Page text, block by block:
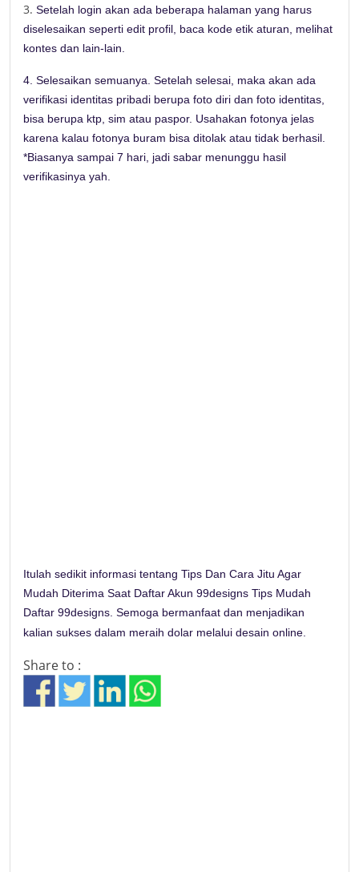
3. Setelah login akan ada beberapa halaman yang harus
diselesaikan seperti edit profil, baca kode etik aturan, melihat
kontes dan lain-lain.
4. Selesaikan semuanya. Setelah selesai, maka akan ada
verifikasi identitas pribadi berupa foto diri dan foto identitas,
bisa berupa ktp, sim atau paspor. Usahakan fotonya jelas
karena kalau fotonya buram bisa ditolak atau tidak berhasil.
*Biasanya sampai 7 hari, jadi sabar menunggu hasil
verifikasinya yah.
Itulah sedikit informasi tentang Tips Dan Cara Jitu Agar
Mudah Diterima Saat Daftar Akun 99designs Tips Mudah
Daftar 99designs. Semoga bermanfaat dan menjadikan
kalian sukses dalam meraih dolar melalui desain online.
Share to :